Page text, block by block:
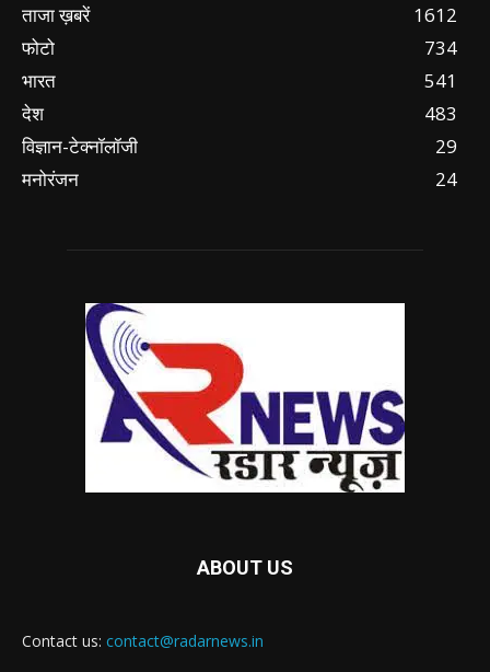
ताजा ख़बरें
1612
फोटो
734
भारत
541
देश
483
विज्ञान-टेक्नॉलॉजी
29
मनोरंजन
24
ABOUT US
Contact us: contact@radarnews.in